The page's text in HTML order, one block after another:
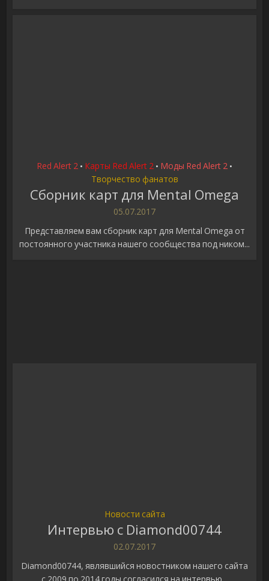
Red Alert 2 • Карты Red Alert 2 • Моды Red Alert 2 •
Творчество фанатов
Сборник карт для Mental Omega
05.07.2017
Представляем вам сборник карт для Mental Omega от
постоянного участника нашего сообщества под ником...
Новости сайта
Интервью с Diamond00744
02.07.2017
Diamond00744, являвшийся новостником нашего сайта